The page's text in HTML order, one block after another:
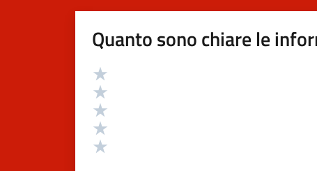
Quanto sono chiare le
Valutazione